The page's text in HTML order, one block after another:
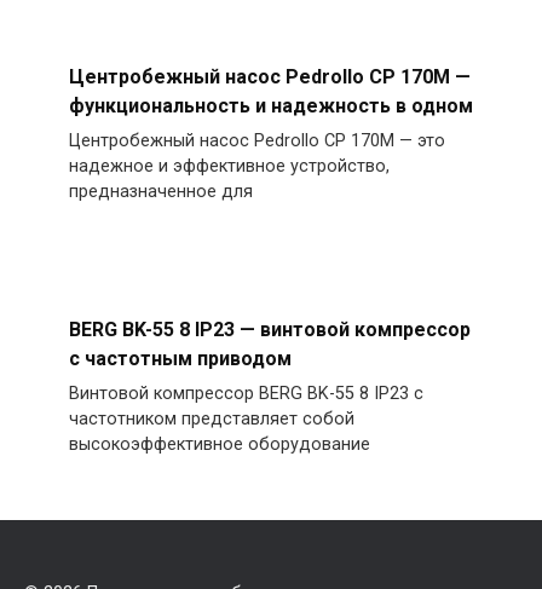
Центробежный насос Pedrollo CP 170M —
функциональность и надежность в одном
Центробежный насос Pedrollo CP 170M — это
надежное и эффективное устройство,
предназначенное для
BERG BK-55 8 IP23 — винтовой компрессор
с частотным приводом
Винтовой компрессор BERG BK-55 8 IP23 с
частотником представляет собой
высокоэффективное оборудование